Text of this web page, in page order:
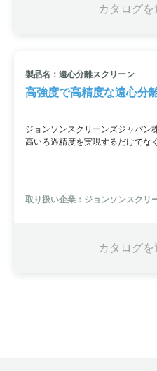
カタログ
製品名：遠心分離スクリーン
高強度で高精度な遠心分
ジョンソンスクリーンズジャパン
高いろ過精度を実現するだけでな
つ製品です。高強度で耐久性に優
置のフィルター取り替え需要にも
取り扱い企業：ジョンソンスクリ
カタログ